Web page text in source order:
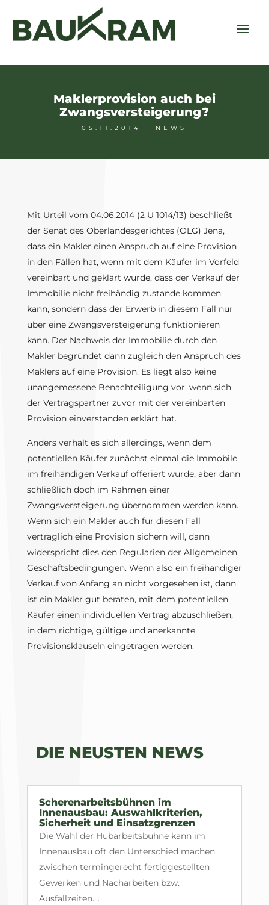
Maklerprovision auch bei
Zwangsversteigerung?
05.11.2014 | NEWS
Mit Urteil vom 04.06.2014 (2 U 1014/13) beschließt
der Senat des Oberlandesgerichtes (OLG) Jena,
dass ein Makler einen Anspruch auf eine Provision
in den Fällen hat, wenn mit dem Käufer im Vorfeld
vereinbart und geklärt wurde, dass der Verkauf der
Immobilie nicht freihändig zustande kommen
kann, sondern dass der Erwerb in diesem Fall nur
über eine Zwangsversteigerung funktionieren
kann. Der Nachweis der Immobilie durch den
Makler begründet dann zugleich den Anspruch des
Maklers auf eine Provision. Es liegt also keine
unangemessene Benachteiligung vor, wenn sich
der Vertragspartner zuvor mit der vereinbarten
Provision einverstanden erklärt hat.
Anders verhält es sich allerdings, wenn dem
potentiellen Käufer zunächst einmal die Immobile
im freihändigen Verkauf offeriert wurde, aber dann
schließlich doch im Rahmen einer
Zwangsversteigerung übernommen werden kann.
Wenn sich ein Makler auch für diesen Fall
vertraglich eine Provision sichern will, dann
widerspricht dies den Regularien der Allgemeinen
Geschäftsbedingungen. Wenn also ein freihändiger
Verkauf von Anfang an nicht vorgesehen ist, dann
ist ein Makler gut beraten, mit dem potentiellen
Käufer einen individuellen Vertrag abzuschließen,
in dem richtige, gültige und anerkannte
Provisionsklauseln eingetragen werden.
DIE NEUSTEN NEWS
Scherenarbeitsbühnen im
Innenausbau: Auswahlkriterien,
Sicherheit und Einsatzgrenzen
Die Wahl der Hubarbeitsbühne kann im
Innenausbau oft den Unterschied machen
zwischen termingerecht fertiggestellten
Gewerken und Nacharbeiten bzw.
Ausfallzeiten....